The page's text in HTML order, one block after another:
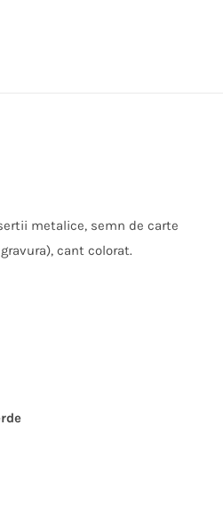
metalice, semn de carte
cant colorat.